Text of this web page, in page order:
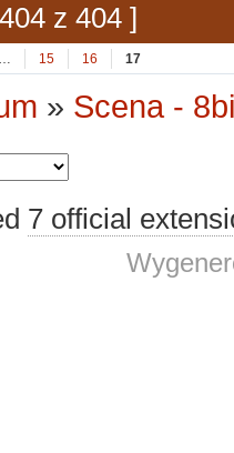
z 404 ]
15 16 17
» Scena -
7 official